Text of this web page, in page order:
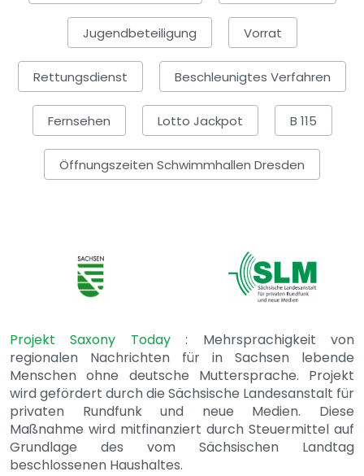
Jugendbeteiligung Vorrat
Rettungsdienst Beschleunigtes Verfahren
Fernsehen Lotto Jackpot B 115
Öffnungszeiten Schwimmhallen Dresden
Projekt Saxony Today: Mehrsprachigkeit von
regionalen Nachrichten für in Sachsen lebende
Menschen ohne deutsche Muttersprache. Projekt
wird gefördert durch die Sächsische Landesanstalt für
privaten Rundfunk und neue Medien. Diese
Maßnahme wird mitfinanziert durch Steuermittel auf
Grundlage des vom Sächsischen Landtag
beschlossenen Haushaltes.